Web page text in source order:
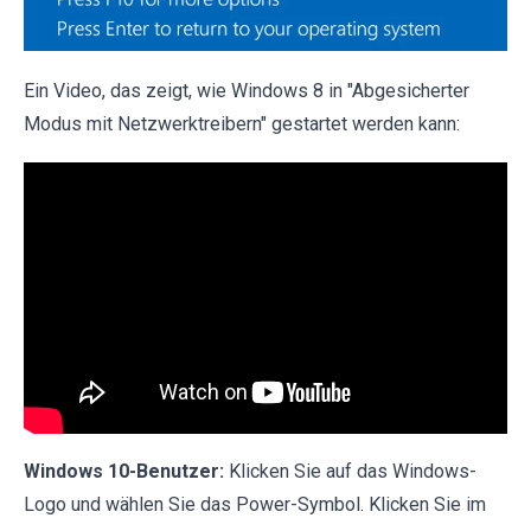
Ein Video, das zeigt, wie Windows 8 in "Abgesicherter
Modus mit Netzwerktreibern" gestartet werden kann:
Windows 10-Benutzer: Klicken Sie auf das Windows-
Logo und wählen Sie das Power-Symbol. Klicken Sie im